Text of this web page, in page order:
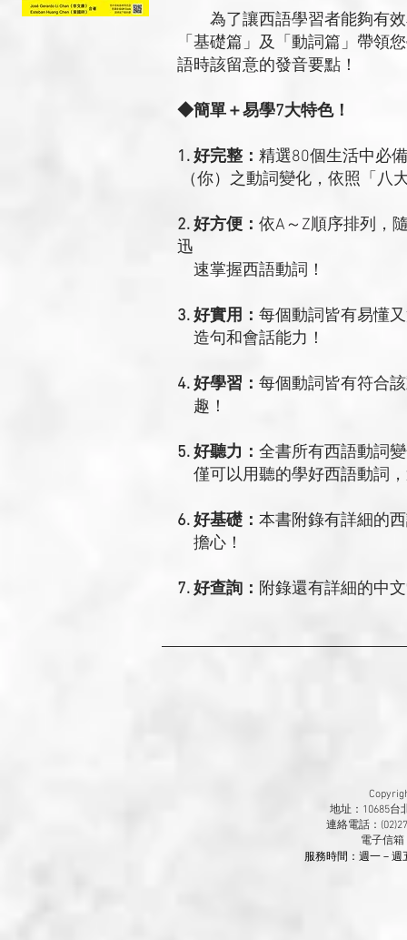
為了讓西語學習者能夠有效
「基礎篇」及「動詞篇」帶領
語時該留意的發音要點！
◆簡單＋易學7大特色！
1. 好完整： 精選80個生活中必
（你）之動詞變化，依照「八
2. 好方便： 依A～Z順序排列，
迅
速掌握西語動詞！
3. 好實用： 每個動詞皆有易懂
造句和會話能力！
4. 好學習： 每個動詞皆有符合
趣！
5. 好聽力： 全書所有西語動詞
僅可以用聽的學好西語動詞
6.好基礎： 本書附錄有詳細的
擔心！
7.好查詢： 附錄還有詳細的中
地址：10685台
連絡電話：
電子信箱
服務時間：週一－